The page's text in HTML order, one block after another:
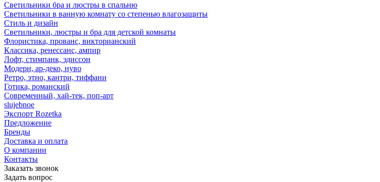
Светильники бра и люстры в спальню
Светильники в ванную комнату со степенью влагозащиты
Стиль и дизайн
Светильники, люстры и бра для детской комнаты
Флористика, прованс, викторианский
Классика, ренессанс, ампир
Лофт, стимпанк, эдиссон
Модерн, ар-деко, нуво
Ретро, этно, кантри, тиффани
Готика, романский
Современный, хай-тек, поп-арт
slujebnoe
Экспорт Rozetka
Предложение
Бренды
Доставка и оплата
О компании
Контакты
Заказать звонок
Задать вопрос